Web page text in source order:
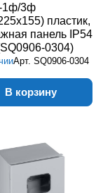
3ф
пластик,
панель IP54
0304)
Арт. SQ0906-0304
В корзину